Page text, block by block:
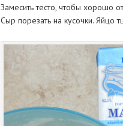
Замесить тесто, чтобы хорошо
Сыр порезать на кусочки. Яйцо